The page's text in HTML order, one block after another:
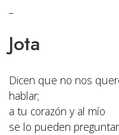
Jota
Dicen que no nos
hablar;
a tu corazón y al mío
se lo pueden